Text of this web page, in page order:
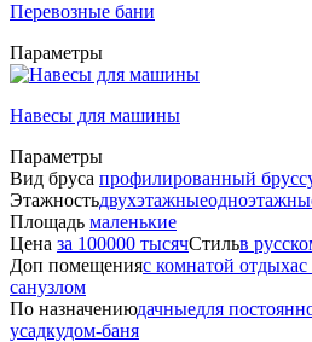
Перевозные бани
Параметры
Навесы для машины
Параметры
Вид бруса профилированный брус
Этажностьдвухэтажные
Площадь маленькие
Цена за 100000 тысячСтильв
Доп помещенияс комнатой отдыхас
санузлом
По назначениюдачныедля
усадкудом-баня